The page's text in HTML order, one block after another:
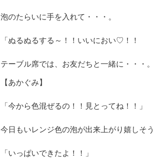
泡のたらいに手を入れて・・・。
「ぬるぬるする～！！いいにおい♡！！
テーブル席では、お友だちと一緒に・・・。
【あかぐみ】
「今から色混ぜるの！！見とってね！！」
今日もいレンジ色の泡が出来上がり嬉しそう
「いっぱいできたよ！！」